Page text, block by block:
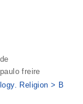
freire
Religion > B